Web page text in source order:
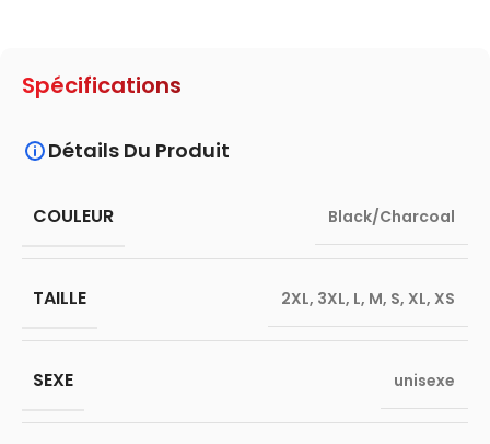
Spécifications
Détails Du Produit
COULEUR Black/Charcoal
TAILLE 2XL, 3XL, L, M, S, XL, XS
SEXE unisexe